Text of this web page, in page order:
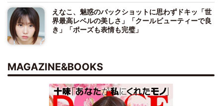
えなこ、魅惑のバックショットに思わずドキッ「世
界最高レベルの美しさ」「クールビューティーで良
き」「ポーズも表情も完璧」
MAGAZINE&BOOKS